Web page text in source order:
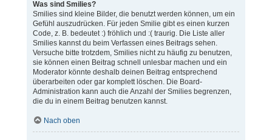
Was sind Smilies?
Smilies sind kleine Bilder, die benutzt werden können, um ein
Gefühl auszudrücken. Für jeden Smilie gibt es einen kurzen
Code, z. B. bedeutet :) fröhlich und :( traurig. Die Liste aller
Smilies kannst du beim Verfassen eines Beitrags sehen.
Versuche bitte trotzdem, Smilies nicht zu häufig zu benutzen,
sie können einen Beitrag schnell unlesbar machen und ein
Moderator könnte deshalb deinen Beitrag entsprechend
überarbeiten oder gar komplett löschen. Die Board-
Administration kann auch die Anzahl der Smilies begrenzen,
die du in einem Beitrag benutzen kannst.
Nach oben